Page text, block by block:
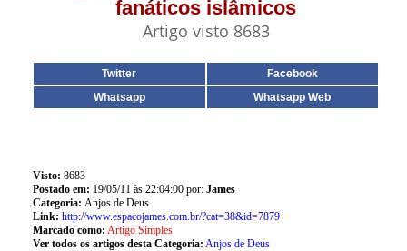
fanáticos islâmicos
Artigo visto 8683
Twitter
Facebook
Whatsapp
Whatsapp Web
Visto: 8683
Postado em: 19/05/11 às 22:04:00 por: James
Categoria: Anjos de Deus
Link: http://www.espacojames.com.br/?cat=38&id=7879
Marcado como: Artigo Simples
Ver todos os artigos desta Categoria: Anjos de Deus